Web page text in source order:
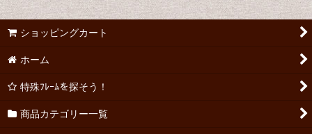
ショッピングカート
ホーム
特殊ﾌﾚｰﾑを探そう！
商品カテゴリー一覧